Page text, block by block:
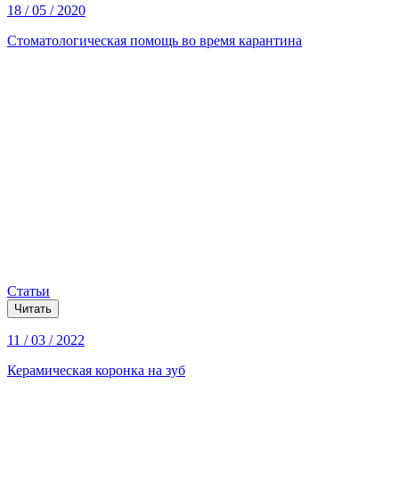
18 / 05 / 2020
Стоматологическая помощь во время карантина
Статьи
Читать
11 / 03 / 2022
Керамическая коронка на зуб